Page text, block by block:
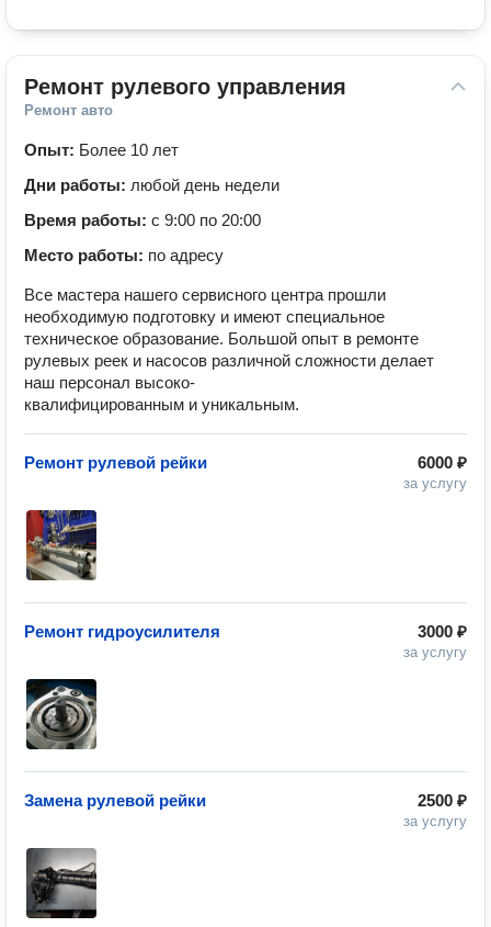
Ремонт рулевого управления
Ремонт авто
Опыт: Более 10 лет
Дни работы: любой день недели
Время работы: с 9:00 по 20:00
Место работы: по адресу
Все мастера нашего сервисного центра прошли
необходимую подготовку и имеют специальное
техническое образование. Большой опыт в ремонте
рулевых реек и насосов различной сложности делает
наш персонал высоко-
квалифицированным и уникальным.
6000 ₽
за услугу
Ремонт рулевой рейки
3000 ₽
за услугу
Ремонт гидроусилителя
2500 ₽
за услугу
Замена рулевой рейки